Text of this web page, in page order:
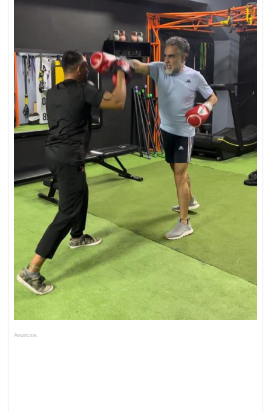
Anuncios.